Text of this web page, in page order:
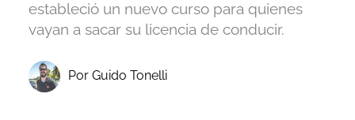
estableció un nuevo curso para quienes
vayan a sacar su licencia de conducir.
Por Guido Tonelli